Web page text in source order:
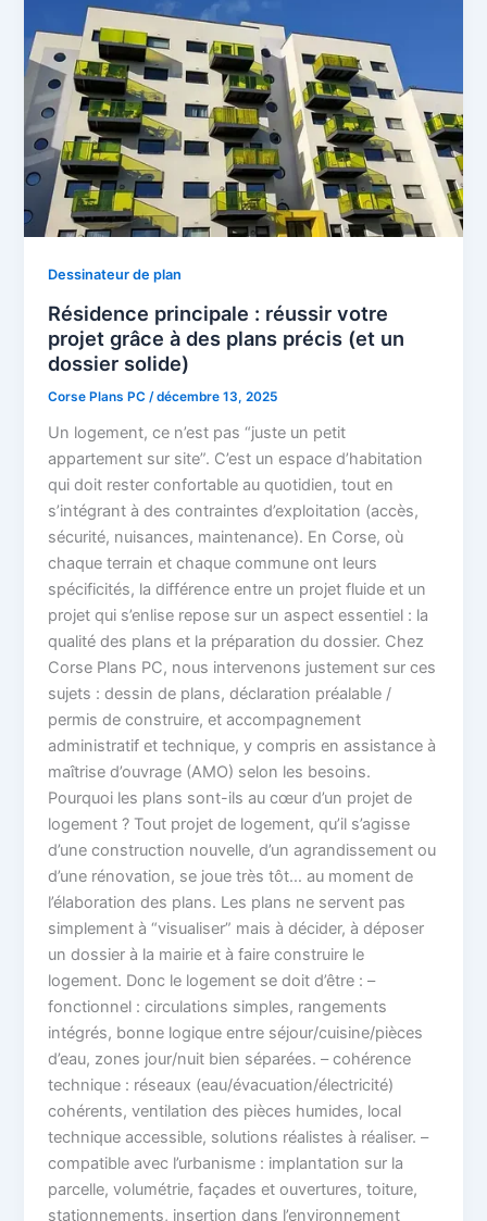
Dessinateur de plan
Résidence principale : réussir votre
projet grâce à des plans précis (et un
dossier solide)
Corse Plans PC/décembre 13, 2025
Un logement, ce n’est pas “juste un petit
appartement sur site”. C’est un espace d’habitation
qui doit rester confortable au quotidien, tout en
s’intégrant à des contraintes d’exploitation (accès,
sécurité, nuisances, maintenance). En Corse, où
chaque terrain et chaque commune ont leurs
spécificités, la différence entre un projet fluide et un
projet qui s’enlise repose sur un aspect essentiel : la
qualité des plans et la préparation du dossier. Chez
Corse Plans PC, nous intervenons justement sur ces
sujets : dessin de plans, déclaration préalable /
permis de construire, et accompagnement
administratif et technique, y compris en assistance à
maîtrise d’ouvrage (AMO) selon les besoins.
Pourquoi les plans sont-ils au cœur d’un projet de
logement ? Tout projet de logement, qu’il s’agisse
d’une construction nouvelle, d’un agrandissement ou
d’une rénovation, se joue très tôt… au moment de
l’élaboration des plans. Les plans ne servent pas
simplement à “visualiser” mais à décider, à déposer
un dossier à la mairie et à faire construire le
logement. Donc le logement se doit d’être : –
fonctionnel : circulations simples, rangements
intégrés, bonne logique entre séjour/cuisine/pièces
d’eau, zones jour/nuit bien séparées. – cohérence
technique : réseaux (eau/évacuation/électricité)
cohérents, ventilation des pièces humides, local
technique accessible, solutions réalistes à réaliser. –
compatible avec l’urbanisme : implantation sur la
parcelle, volumétrie, façades et ouvertures, toiture,
stationnements, insertion dans l’environnement